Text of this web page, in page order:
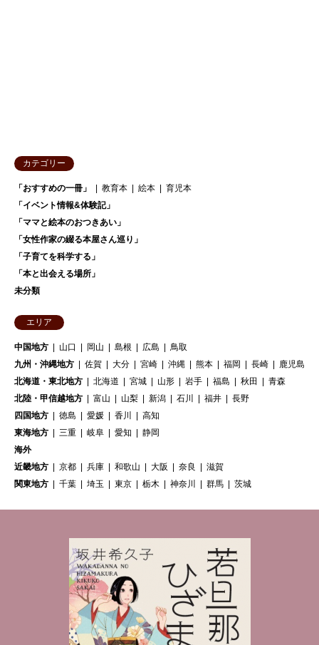
カテゴリー
「おすすめの一冊」 教育本 絵本
育児本
「イベント情報&体験記」
「ママと絵本のおつきあい」
「女性作家の綴る本屋さん巡り」
「子育てを科学する」
「本と出会える場所」
未分類
エリア
中国地方 山口 岡山 島根 広島
鳥取
九州・沖縄地方
佐賀 大分 宮崎 沖縄 熊本 福岡 長崎
鹿児島
北海道・東北地方
北海道 宮城 山形 岩手 福島 秋田
青森
北陸・甲信越地方
富山 山梨 新潟 石川 福井
長野
四国地方
徳島 愛媛 香川
高知
東海地方
三重 岐阜 愛知
静岡
海外
近畿地方
京都 兵庫 和歌山 大阪 奈良
滋賀
関東地方
千葉 埼玉 東京 栃木 神奈川 群馬 茨城